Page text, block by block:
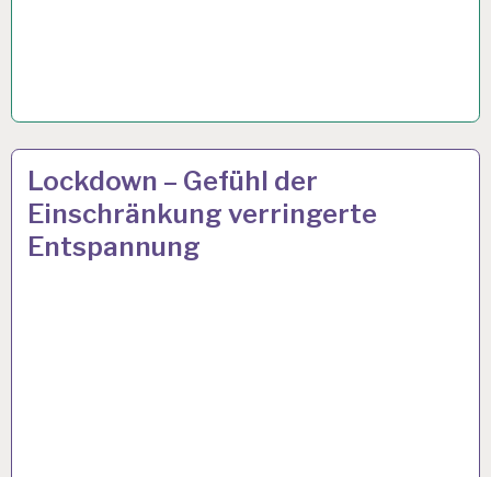
ARBEIT
UND
GESUNDHEIT…
Lockdown – Gefühl der
Einschränkung verringerte
Entspannung
25 JUNI 2021